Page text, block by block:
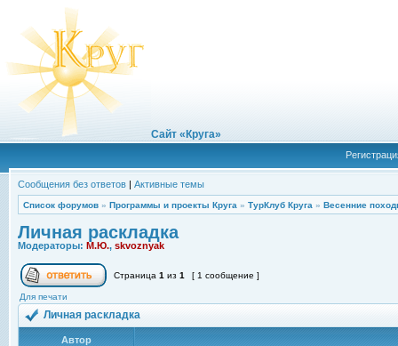
Сайт «Круга»
Сообщения без ответов | Активные темы
Список форумов » Программы и проекты Круга » ТурКлуб Круга » Весенние
Личная раскладка
Модераторы: М.Ю., skvoznyak
Страница 1 из 1 [ 1 сообщение ]
Для печати
Личная раскладка
Автор